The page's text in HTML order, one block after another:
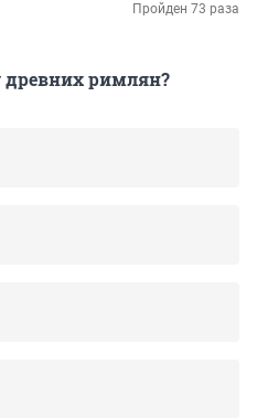
Пройден 73 раза
древних римлян?